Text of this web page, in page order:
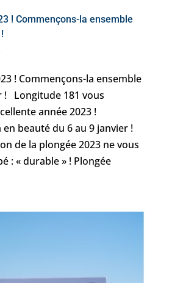
! Commençons-la ensemble
! Commençons-la ensemble
! Longitude 181 vous
année 2023 !
beauté du 6 au 9 janvier !
de la plongée 2023 ne vous
: « durable » ! Plongée